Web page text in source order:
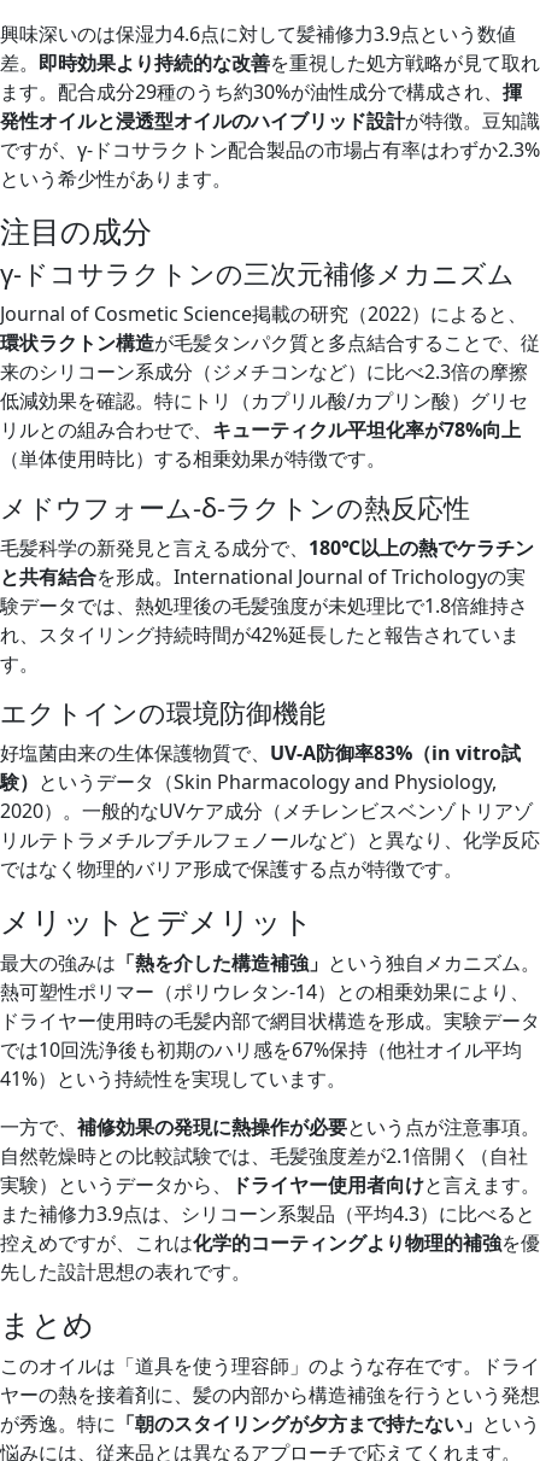
興味深いのは保湿力4.6点に対して髪補修力3.9点という数値
差。 即時効果より持続的な改善を重視した処方戦略が見て取れ
ます。配合成分29種のうち約30%が油性成分で構成され、 揮
発性オイルと浸透型オイルのハイブリッド設計が特徴。豆知識
ですが、γ-ドコサラクトン配合製品の市場占有率はわずか2.3%
という希少性があります。
注目の成分
γ-ドコサラクトンの三次元補修メカニズム
Journal of Cosmetic Science掲載の研究（2022）によると、
環状ラクトン構造が毛髪タンパク質と多点結合することで、従
来のシリコーン系成分（ジメチコンなど）に比べ2.3倍の摩擦
低減効果を確認。特にトリ（カプリル酸/カプリン酸）グリセ
リルとの組み合わせで、 キューティクル平坦化率が78%向上
（単体使用時比）する相乗効果が特徴です。
メドウフォーム-δ-ラクトンの熱反応性
毛髪科学の新発見と言える成分で、 180℃以上の熱でケラチン
と共有結合を形成。International Journal of Trichologyの実
験データでは、熱処理後の毛髪強度が未処理比で1.8倍維持さ
れ、スタイリング持続時間が42%延長したと報告されていま
す。
エクトインの環境防御機能
好塩菌由来の生体保護物質で、 UV-A防御率83%（in vitro試
験） というデータ（Skin Pharmacology and Physiology,
2020）。一般的なUVケア成分（メチレンビスベンゾトリアゾ
リルテトラメチルブチルフェノールなど）と異なり、化学反応
ではなく物理的バリア形成で保護する点が特徴です。
メリットとデメリット
最大の強みは 「熱を介した構造補強」 という独自メカニズム。
熱可塑性ポリマー（ポリウレタン-14）との相乗効果により、
ドライヤー使用時の毛髪内部で網目状構造を形成。実験データ
では10回洗浄後も初期のハリ感を67%保持（他社オイル平均
41%）という持続性を実現しています。
一方で、 補修効果の発現に熱操作が必要という点が注意事項。
自然乾燥時との比較試験では、毛髪強度差が2.1倍開く（自社
実験）というデータから、
ドライヤー使用者向けと言えます。
また補修力3.9点は、シリコーン系製品（平均4.3）に比べると
控えめですが、これは化学的コーティングより物理的補強を優
先した設計思想の表れです。
まとめ
このオイルは「道具を使う理容師」のような存在です。ドライ
ヤーの熱を接着剤に、髪の内部から構造補強を行うという発想
が秀逸。特に 「朝のスタイリングが夕方まで持たない」 という
悩みには、従来品とは異なるアプローチで応えてくれます。